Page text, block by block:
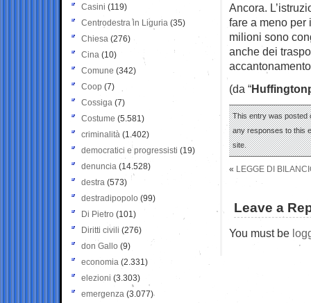
Ancora.
fare a meno per
milioni sono
anche dei
(da “
This entry was posted
any responses to this
site.
« LEGGE DI
Leave a
You must be
Casini (119)
Centrodestra in Liguria (35)
Chiesa (276)
Cina (10)
Comune (342)
Coop (7)
Cossiga (7)
Costume (5.581)
criminalità (1.402)
democratici e progressisti (19)
denuncia (14.528)
destra (573)
destradipopolo (99)
Di Pietro (101)
Diritti civili (276)
don Gallo (9)
economia (2.331)
elezioni (3.303)
emergenza (3.077)